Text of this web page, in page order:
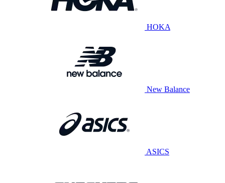
HOKA
New Balance
ASICS